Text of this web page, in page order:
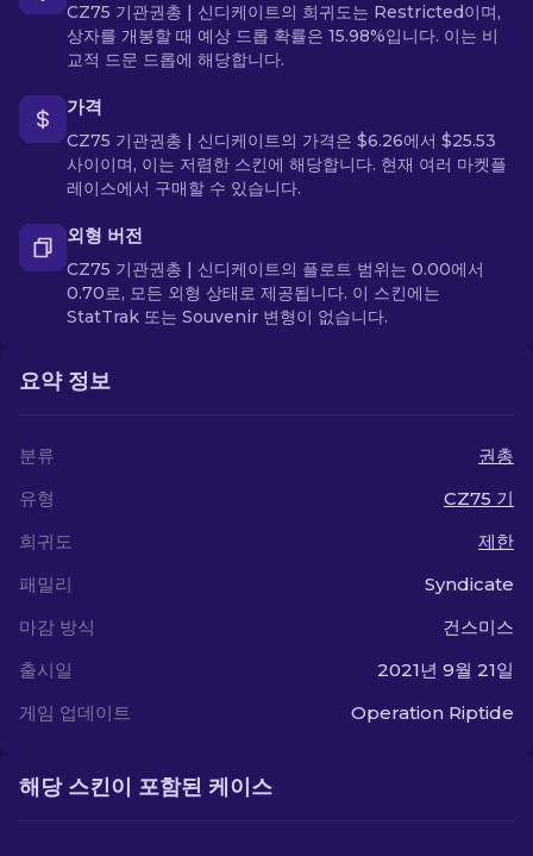
CZ75 기관권총 | 신디케이트의 희귀도는 Restricted이며,
상자를 개봉할 때 예상 드롭 확률은 15.98%입니다. 이는 비
교적 드문 드롭에 해당합니다.
가격
CZ75 기관권총 | 신디케이트의 가격은 $6.26에서 $25.53
사이이며, 이는 저렴한 스킨에 해당합니다. 현재 여러 마켓플
레이스에서 구매할 수 있습니다.
외형 버전
CZ75 기관권총 | 신디케이트의 플로트 범위는 0.00에서
0.70로, 모든 외형 상태로 제공됩니다. 이 스킨에는
StatTrak 또는 Souvenir 변형이 없습니다.
요약 정보
분류
권총
유형
CZ75 기
희귀도
제한
패밀리
Syndicate
마감 방식
건스미스
출시일
2021년 9월 21일
게임 업데이트
Operation Riptide
해당 스킨이 포함된 케이스